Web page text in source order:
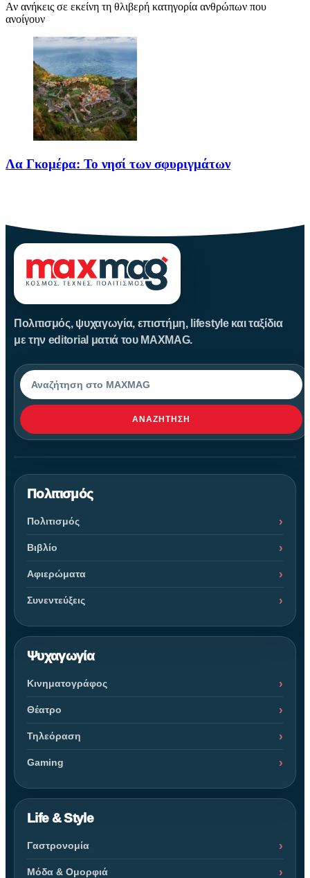
Αν ανήκεις σε εκείνη τη θλιβερή κατηγορία ανθρώπων που
ανοίγουν
Λα Γκομέρα: Το νησί των σφυριγμάτων
Πολιτισμός, ψυχαγωγία, επιστήμη, lifestyle και ταξίδια
με την editorial ματιά του MAXMAG.
Αναζήτηση
ΑΝΑΖΉΤΗΣΗ
Πολιτισμός
Πολιτισμός
Βιβλίο
Αφιερώματα
Συνεντεύξεις
Ψυχαγωγία
Κινηματογράφος
Θέατρο
Τηλεόραση
Gaming
Life & Style
Γαστρονομία
Μόδα & Ομορφιά